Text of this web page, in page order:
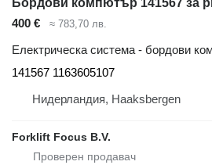
400 € ≈ 783,70 лв.
Електрическа система - бордови
141567 1163605107
Нидерландия, Haaksbergen
Forklift Focus B.V.